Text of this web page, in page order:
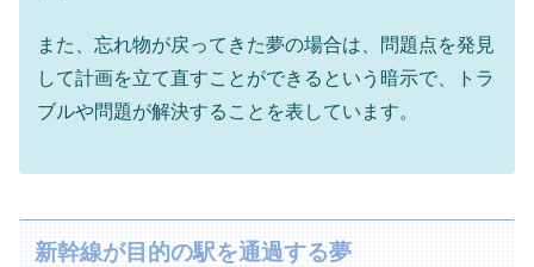
また、忘れ物が戻ってきた夢の場合は、問題点を発見
して計画を立て直すことができるという暗示で、トラ
ブルや問題が解決することを表しています。
新幹線が目的の駅を通過する夢